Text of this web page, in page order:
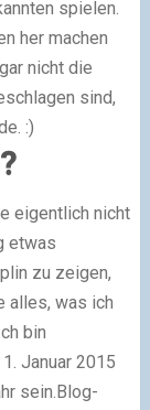
spielen.
her machen
nicht die
sind,
:)
eigentlich nicht
etwas
zu zeigen,
alles, was ich
bin
Januar 2015
sein.Blog-